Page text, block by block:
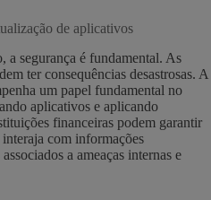
de aplicativos
a segurança é fundamental. As
ter consequências desastrosas. A
um papel fundamental no
aplicativos e aplicando
financeiras podem garantir
com informações
a ameaças internas e